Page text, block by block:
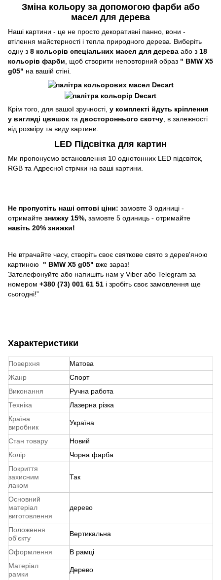
Зміна кольору за допомогою фарби або
масел для дерева
Наші картини - це не просто декоративні панно, вони -
втілення майстерності і тепла природного дерева. Виберіть
одну з 8 кольорів спеціальних масел для дерева або з 18
кольорів фарби , щоб створити неповторний образ " BMW X5
g05" на вашій стіні.
Крім того, для вашої зручності, у комплекті йдуть кріплення
у вигляді цвяшок та двостороннього скотчу , в залежності
від розміру та виду картини.
LED Підсвітка для картин
Ми пропонуємо встановлення 10 однотонних LED підсвіток,
RGB та Адресної стрічки на ваші картини.
Не пропустіть наші оптові ціни: замовте 3 одиниці -
отримайте знижку 15%, замовте 5 одиниць - отримайте
навіть 20% знижки!
Не втрачайте часу, створіть своє святкове свято з дерев'яною
картиною
" BMW X5 g05" вже зараз!
Зателефонуйте або напишіть нам у Viber або Telegram за
номером +380 (73) 001 61 51 і зробіть своє замовлення ще
сьогодні!”
Характеристики
Поверхня
Матова
Жанр
Спорт
Виконання
Ручна работа
Техніка
Лазерна різка
Країна
виробник
Україна
Стан товару
Новий
Колір
Чорна фарба
Покриття
захисним
лаком
Так
Основний
матеріал
виготовлення
дерево
Положення
об'єкту
Вертикальна
Оформлення
В рамці
Матеріал
рамки
Дерево